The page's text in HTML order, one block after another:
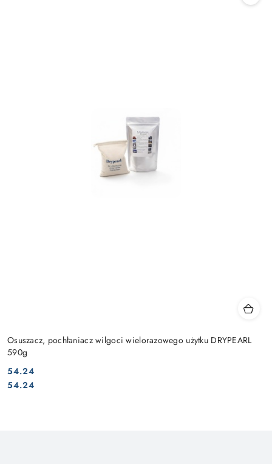
Osuszacz, pochłaniacz wilgoci wielorazowego użytku DRYPEARL
590g
Cena:
54.24
Cena:
54.24